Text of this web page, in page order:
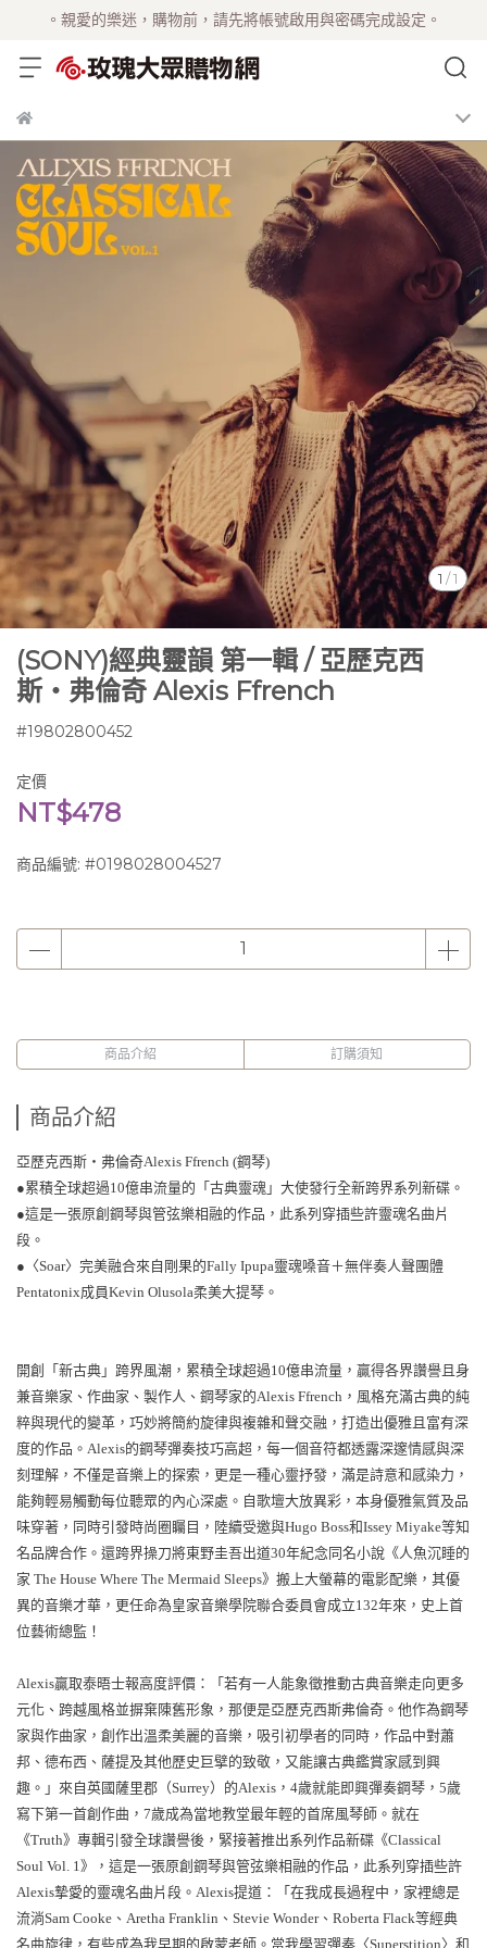
。親愛的樂迷，購物前，請先將帳號啟用與密碼完成設定。
1 /1
(SONY)經典靈韻 第一輯 / 亞歷克西
斯‧弗倫奇 Alexis Ffrench
#19802800452
定價
NT$478
商品編號: #0198028004527
商品介紹 訂購須知
商品介紹
亞歷克西斯‧弗倫奇Alexis Ffrench (鋼琴)
●累積全球超過10億串流量的「古典靈魂」大使發行全新跨界系列新碟。
●這是一張原創鋼琴與管弦樂相融的作品，此系列穿插些許靈魂名曲片
段。
●〈Soar〉完美融合來自剛果的Fally Ipupa靈魂嗓音＋無伴奏人聲團體
Pentatonix成員Kevin Olusola柔美大提琴。
開創「新古典」跨界風潮，累積全球超過10億串流量，贏得各界讚譽且身
兼音樂家、作曲家、製作人、鋼琴家的Alexis Ffrench，風格充滿古典的純
粹與現代的變革，巧妙將簡約旋律與複雜和聲交融，打造出優雅且富有深
度的作品。Alexis的鋼琴彈奏技巧高超，每一個音符都透露深邃情感與深
刻理解，不僅是音樂上的探索，更是一種心靈抒發，滿是詩意和感染力，
能夠輕易觸動每位聽眾的內心深處。自歌壇大放異彩，本身優雅氣質及品
味穿著，同時引發時尚圈矚目，陸續受邀與Hugo Boss和Issey Miyake等知
名品牌合作。還跨界操刀將東野圭吾出道30年紀念同名小說《人魚沉睡的
家 The House Where The Mermaid Sleeps》搬上大螢幕的電影配樂，其優
異的音樂才華，更任命為皇家音樂學院聯合委員會成立132年來，史上首
位藝術總監！
Alexis贏取泰晤士報高度評價：「若有一人能象徵推動古典音樂走向更多
元化、跨越風格並摒棄陳舊形象，那便是亞歷克西斯弗倫奇。他作為鋼琴
家與作曲家，創作出溫柔美麗的音樂，吸引初學者的同時，作品中對蕭
邦、德布西、薩提及其他歷史巨擘的致敬，又能讓古典鑑賞家感到興
趣。」來自英國薩里郡（Surrey）的Alexis，4歲就能即興彈奏鋼琴，5歲
寫下第一首創作曲，7歲成為當地教堂最年輕的首席風琴師。就在
《Truth》專輯引發全球讚譽後，緊接著推出系列作品新碟《Classical
Soul Vol. 1》，這是一張原創鋼琴與管弦樂相融的作品，此系列穿插些許
Alexis摯愛的靈魂名曲片段。Alexis提道：「在我成長過程中，家裡總是
流淌Sam Cooke、Aretha Franklin、Stevie Wonder、Roberta Flack等經典
名曲旋律，有些成為我早期的啟蒙老師。當我學習彈奏〈Superstition〉和